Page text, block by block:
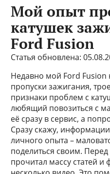
Мой опыт
катушек
Ford Fusion
Статья обновлена:
Недавно мой Ford Fusion
пропуски зажигания,
признаки проблем с
любящий повозиться с
её сразу в сервис, а
Сразу скажу,
личного опыта –
поделиться своим.
прочитал массу статей